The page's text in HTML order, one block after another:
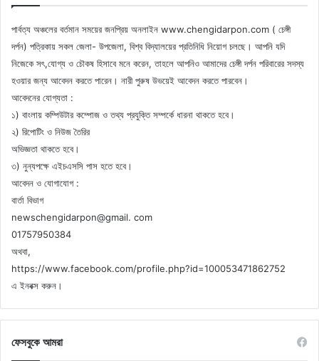
পার্বত্য অঞ্চলের বর্তমান সময়ের জনপ্রিয় অনলাইন www.chengidarpon.com ( চেঙ্গী
দর্পন) পত্রিকায় সকল জেলা- উপজেলা, বিশ্ব বিদ্যালয়ের প্রতিনিধি নিয়োগ চলছে। আপনি যদি
নিজেকে সৎ,যোগ্য ও চৌকষ হিসাবে মনে করেন, তাহলে আপনিও আমাদের চেঙ্গী দর্পন পরিবারের সদস্য
হওয়ার জন্য আবেদন করতে পারেন। নারী পুরুষ উভয়েই আবেদন করতে পারবেন।
আবেদনের যোগ্যতা :
১) বাংলায় কম্পিউটার কম্পোজ ও তথ্য প্রযুক্তি সম্পর্কে ধারনা থাকতে হবে।
২) রিপোটিং ও নিউজ তৈরির
অভিজ্ঞতা থাকতে হবে।
৩) নুন্যপক্ষে এইচএসসি পাস হতে হবে।
আবেদন ও যোগাযোগ :
বার্তা বিভাগ
newschengidarpon@gmail. com
01757950384
অথবা,
https://www.facebook.com/profile.php?id=100053471862752
এ ইনবক্স করুন।
ফেসবুকে আমরা